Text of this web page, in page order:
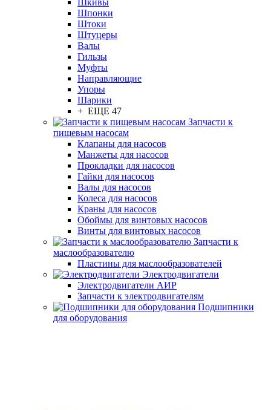
Шкивы
Шпонки
Штоки
Штуцеры
Валы
Гильзы
Муфты
Направляющие
Упоры
Шарики
+ ЕЩЕ 47
Запчасти к
пищевым насосам
Клапаны для насосов
Манжеты для насосов
Прокладки для насосов
Гайки для насосов
Валы для насосов
Колеса для насосов
Краны для насосов
Обоймы для винтовых насосов
Винты для винтовых насосов
Запчасти к
маслообразователю
Пластины для маслообразователей
Электродвигатели
Электродвигатели АИР
Запчасти к электродвигателям
Подшипники
для оборудования